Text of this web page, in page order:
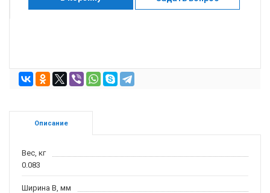
Описание
Вес, кг
0.083
Ширина B, мм